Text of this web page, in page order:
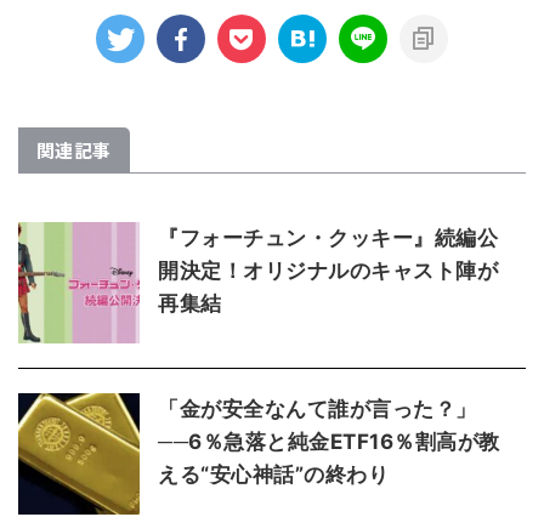
関連記事
『フォーチュン・クッキー』続編公
開決定！オリジナルのキャスト陣が
再集結
「金が安全なんて誰が言った？」
──6％急落と純金ETF16％割高が教
える“安心神話”の終わり